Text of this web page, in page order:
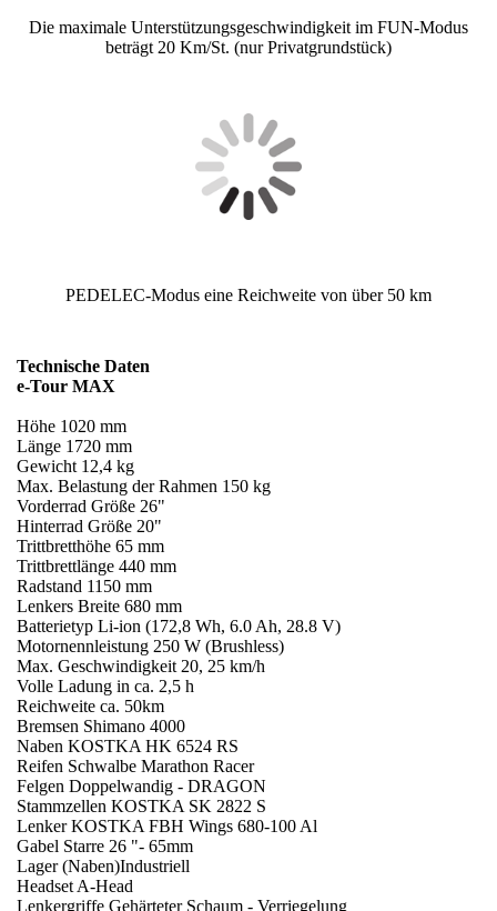
Die maximale Unterstützungsgeschwindigkeit im FUN-Modus
beträgt 20 Km/St. (nur Privatgrundstück)
PEDELEC-Modus eine Reichweite von über 50 km
Technische Daten
e-Tour MAX
Höhe 1020 mm
Länge 1720 mm
Gewicht 12,4 kg
Max. Belastung der Rahmen 150 kg
Vorderrad Größe 26"
Hinterrad Größe 20"
Trittbretthöhe 65 mm
Trittbrettlänge 440 mm
Radstand 1150 mm
Lenkers Breite 680 mm
Batterietyp Li-ion (172,8 Wh, 6.0 Ah, 28.8 V)
Motornennleistung 250 W (Brushless)
Max. Geschwindigkeit 20, 25 km/h
Volle Ladung in ca. 2,5 h
Reichweite ca. 50km
Bremsen Shimano 4000
Naben KOSTKA HK 6524 RS
Reifen Schwalbe Marathon Racer
Felgen Doppelwandig - DRAGON
Stammzellen KOSTKA SK 2822 S
Lenker KOSTKA FBH Wings 680-100 Al
Gabel Starre 26 "- 65mm
Lager (Naben)Industriell
Headset A-Head
Lenkergriffe Gehärteter Schaum - Verriegelung